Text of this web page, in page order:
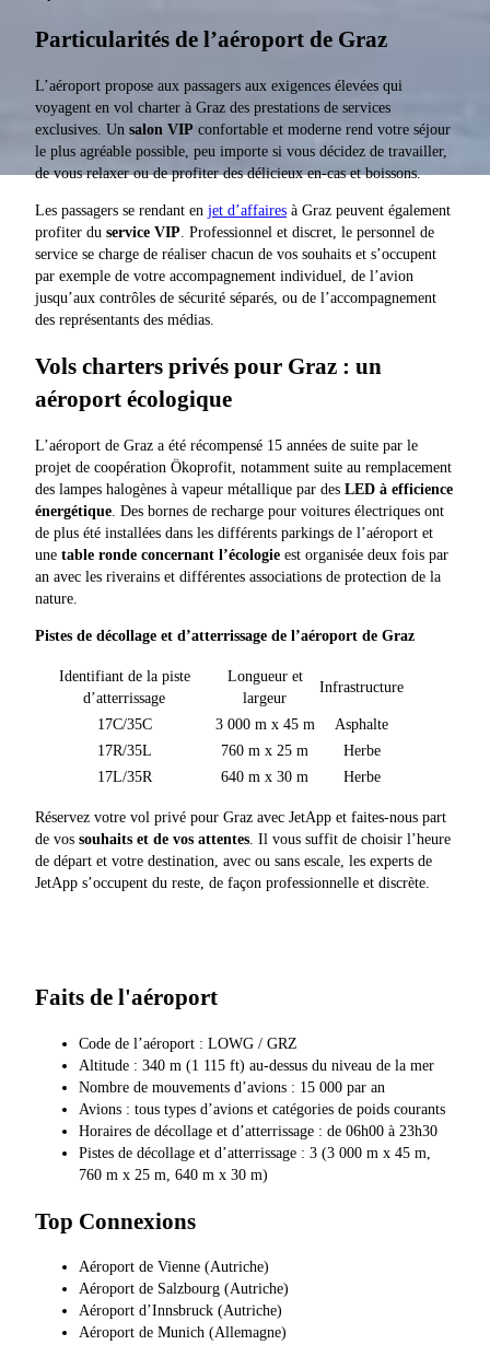
Particularités de l’aéroport de Graz
L’aéroport propose aux passagers aux exigences élevées qui
voyagent en vol charter à Graz des prestations de services
exclusives. Un salon VIP confortable et moderne rend votre séjour
le plus agréable possible, peu importe si vous décidez de travailler,
de vous relaxer ou de profiter des délicieux en-cas et boissons.
Les passagers se rendant en jet d’affaires à Graz peuvent également
profiter du service VIP . Professionnel et discret, le personnel de
service se charge de réaliser chacun de vos souhaits et s’occupent
par exemple de votre accompagnement individuel, de l’avion
jusqu’aux contrôles de sécurité séparés, ou de l’accompagnement
des représentants des médias.
Vols charters privés pour Graz : un
aéroport écologique
L’aéroport de Graz a été récompensé 15 années de suite par le
projet de coopération Ökoprofit, notamment suite au remplacement
des lampes halogènes à vapeur métallique par des LED à efficience
énergétique . Des bornes de recharge pour voitures électriques ont
de plus été installées dans les différents parkings de l’aéroport et
une table ronde concernant l’écologie est organisée deux fois par
an avec les riverains et différentes associations de protection de la
nature.
Pistes de décollage et d’atterrissage de l’aéroport de Graz
Identifiant de la piste
d’atterrissage
Longueur et
largeur
Infrastructure
17C/35C 3 000 m x 45 m
Asphalte
17R/35L
760 m x 25 m
Herbe
17L/35R
640 m x 30 m Herbe
Réservez votre vol privé pour Graz avec JetApp et faites-nous part
de vos souhaits et de vos attentes . Il vous suffit de choisir l’heure
de départ et votre destination, avec ou sans escale, les experts de
JetApp s’occupent du reste, de façon professionnelle et discrète.
Faits de l'aéroport
Code de l’aéroport : LOWG / GRZ
Altitude : 340 m (1 115 ft) au-dessus du niveau de la mer
Nombre de mouvements d’avions : 15 000 par an
Avions : tous types d’avions et catégories de poids courants
Horaires de décollage et d’atterrissage : de 06h00 à 23h30
Pistes de décollage et d’atterrissage : 3 (3 000 m x 45 m,
760 m x 25 m, 640 m x 30 m)
Top Connexions
Aéroport de Vienne (Autriche)
Aéroport de Salzbourg (Autriche)
Aéroport d’Innsbruck (Autriche)
Aéroport de Munich (Allemagne)